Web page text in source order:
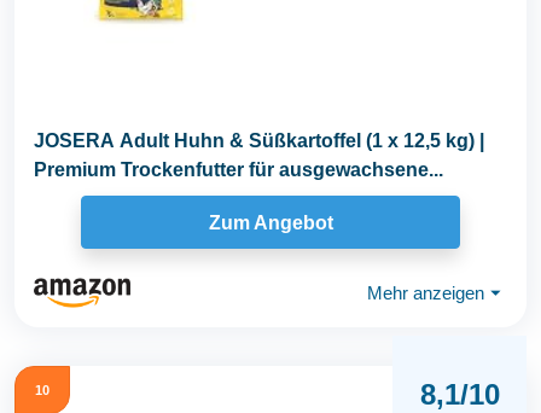
JOSERA Adult Huhn & Süßkartoffel (1 x 12,5 kg) |
Premium Trockenfutter für ausgewachsene...
Zum Angebot
Mehr anzeigen ⏷
10 8,1/10